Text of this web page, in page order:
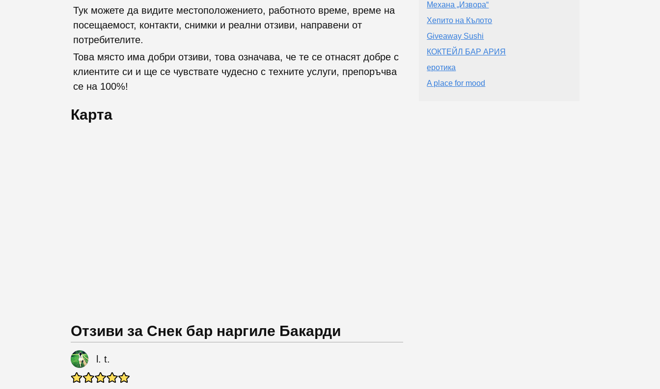
Тук можете да видите местоположението, работното време, време на
посещаемост, контакти, снимки и реални отзиви, направени от
потребителите.
Това място има добри отзиви, това означава, че те се отнасят добре с
клиентите си и ще се чувствате чудесно с техните услуги, препоръчва
се на 100%!
Карта
Отзиви за Снек бар наргиле Бакарди
l. t.
Механа „Извора“
Хепито на Кълото
Giveaway Sushi
КОКТЕЙЛ БАР АРИЯ
еротика
A place for mood